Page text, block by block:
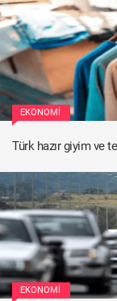
EKONOMI
Türk hazır giyim ve
EKONOMI